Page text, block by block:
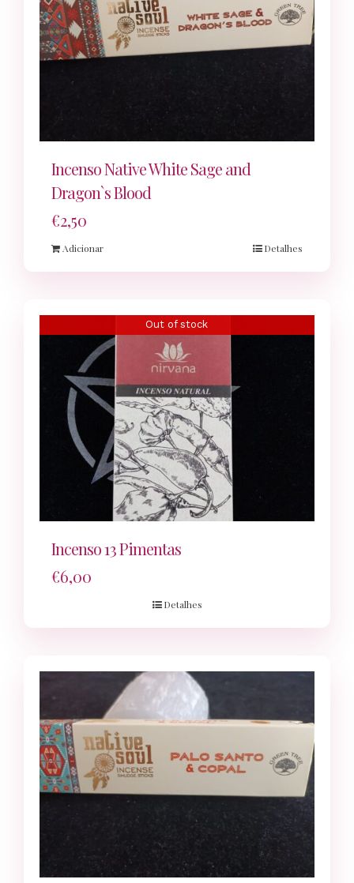
Incenso Native White Sage and
Dragon`s Blood
€2,50
Adicionar Detalhes
Out of stock
Incenso 13 Pimentas
€6,00
Detalhes